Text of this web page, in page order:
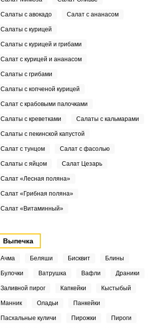
Салаты с авокадо Салат с ананасом
Салаты с курицей
Салаты с курицей и грибами
Салат с курицей и ананасом
Салаты с грибами
Салаты с копченой курицей
Салат с крабовыми палочками
Салаты с креветками Салаты с кальмарами
Салаты с пекинской капустой
Салат с тунцом Салат с фасолью
Салаты с яйцом Салат Цезарь
Салат «Лесная поляна»
Салат «Грибная поляна»
Салат «Витаминный»
Выпечка
Ачма Беляши Бисквит Блины
Булочки Ватрушка Вафли Драники
Заливной пирог Капкейки Кыстыбый
Манник Оладьи Панкейки
Пасхальные куличи Пирожки Пироги